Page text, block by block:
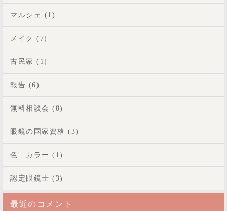
マルシェ (1)
メイク (7)
古民家 (1)
報告 (6)
無料相談会 (8)
眼鏡の国家資格 (3)
色 カラー (1)
認定眼鏡士 (3)
最近のコメント